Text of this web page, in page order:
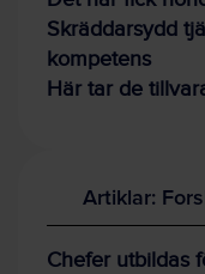
Skräddarsydd
kompetens
Här tar de
Artiklar:
Chefer utbildas